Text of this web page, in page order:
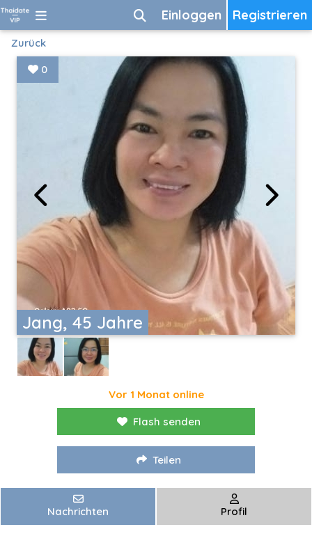
Registrieren
Einloggen
Zurück
Jang, 45 Jahre
0
Vor 1 Monat online
Flash senden
Teilen
Nachrichten Profil